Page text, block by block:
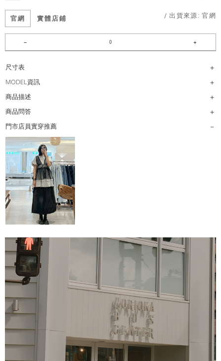
官網 實體店鋪 / 出貨來源:官網
尺寸表
MODEL資訊
商品描述
商品問答
門市店員實穿推薦